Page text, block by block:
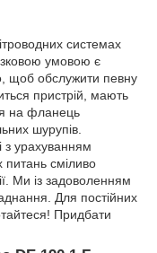
системах
умовою є
щоб обслужити певну
пристрій, мають
на фланець
шурупів.
урахуванням
питань сміливо
Ми із задоволенням
Для постійних
Придбати